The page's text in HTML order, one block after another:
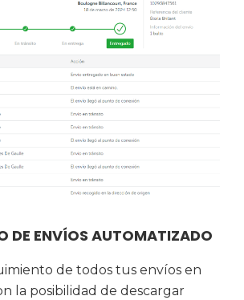
DE ENVÍOS AUTOMATIZADO
de todos tus envíos en
la posibilidad de descargar